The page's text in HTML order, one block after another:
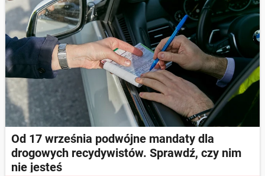
Od 17 września podwójne mandaty dla
drogowych recydywistów. Sprawdź, czy nim
nie jesteś